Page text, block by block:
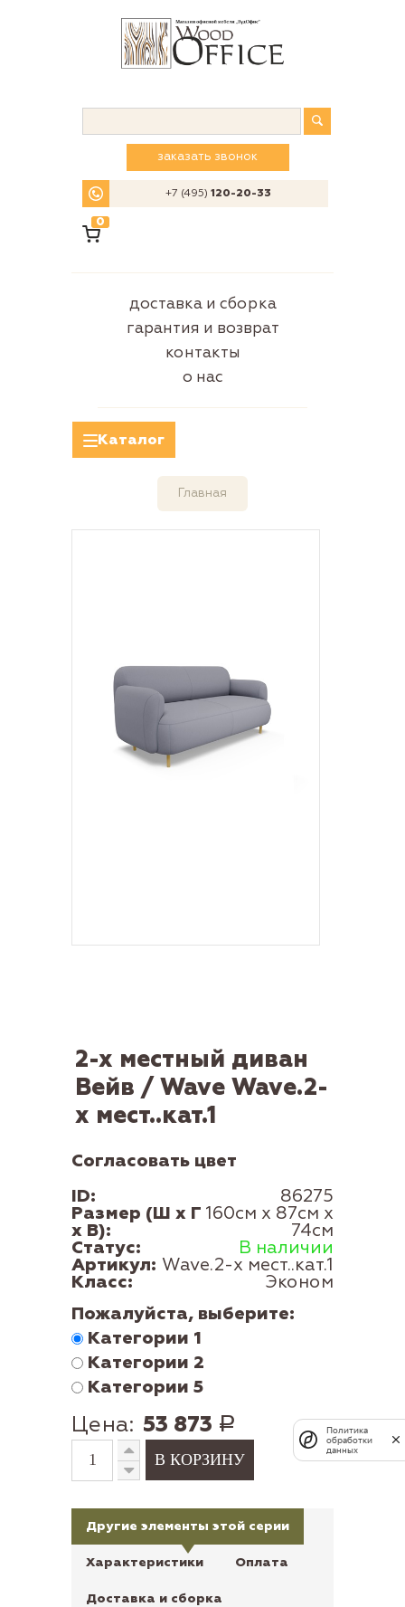
заказать звонок
+7 (495)120-20-33
0
доставка и сборка
гарантия и возврат
контакты
о нас
Каталог
Главная
2-х местный диван
Вейв / Wave Wave.2-
х мест..кат.1
Согласовать цвет
ID:
86275
Размер (Ш x Г
x В):
160см x 87см x
74см
Статус: В наличии
Артикул: Wave.2-х мест..кат.1
Класс:
Эконом
Пожалуйста, выберите:
Категории 1
Категории 2
Категории 5
Цена: 53 873 Р
Другие элементы этой серии
Характеристики Оплата
Доставка и сборка
Политика
обработки
данных